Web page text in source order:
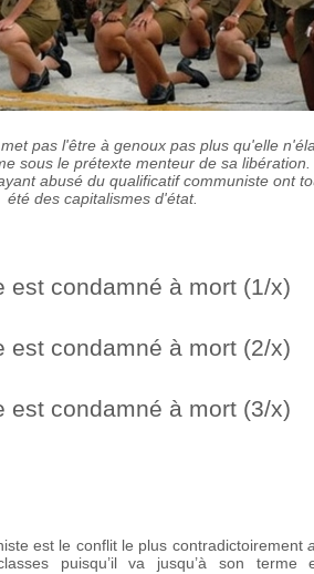
pas l'être à genoux pas plus qu'elle
sous le prétexte menteur de sa
abusé du qualificatif communiste ont
été des capitalismes d'état.
est condamné à mort (1/x)
est condamné à mort (2/x)
est condamné à mort (3/x)
est le conflit le plus contradictoirement
puisqu’il va jusqu’à son terme